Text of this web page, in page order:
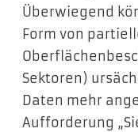
Überwiegend
Form von
Sektoren)
Daten mehr
Aufforderung